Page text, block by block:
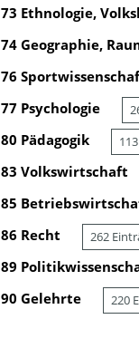
73 Ethnologie,
74 Geographie,
76
77 Psychologie
80 Pädagogik
83 Volkswirtschaft
85
86 Recht 262
89
90 Gelehrte 220